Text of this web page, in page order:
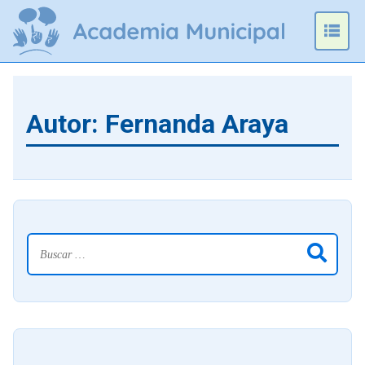
Omitir
Autor: Fernanda Araya